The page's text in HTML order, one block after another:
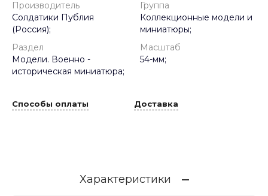
Производитель
Солдатики Публия
(Россия);
Группа
Коллекционные модели и
миниатюры;
Раздел
Модели. Военно -
историческая миниатюра;
Масштаб
54-мм;
Способы оплаты Доставка
Характеристики